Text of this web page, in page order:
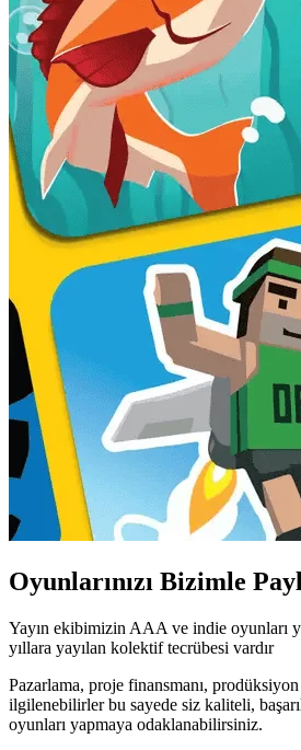
Oyunlarınızı Bizimle
Yayın ekibimizin AAA ve indie oyunları
yıllara yayılan kolektif tecrübesi vardır
Pazarlama, proje finansmanı,
ilgilenebilirler bu sayede siz kaliteli,
oyunları yapmaya odaklanabilirsiniz.